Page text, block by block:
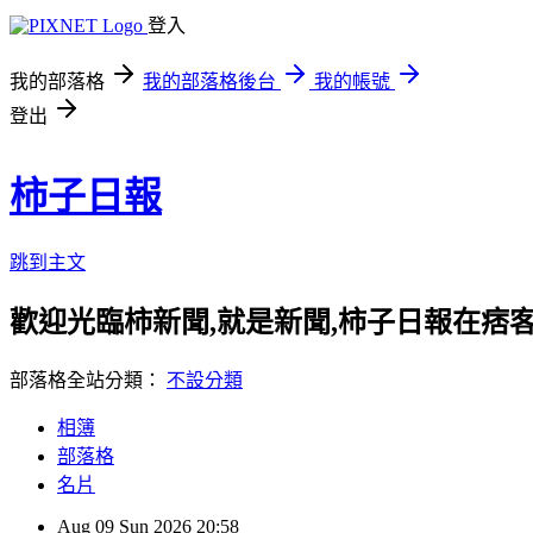
登入
我的部落格 我的部落格後台
我的帳號
登出
柿子日報
跳到主文
歡迎光臨柿新聞,就是新聞,柿子日報在痞
部落格全站分類： 不設分類
相簿
部落格
名片
Aug 09 Sun 2026 20:58